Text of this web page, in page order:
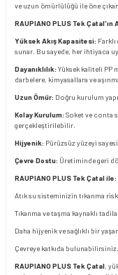
ve uzun ömürlülüğü ile öne
RAUPIANO PLUS Tek Çatal'ın
Yüksek Akış Kapasitesi:
sunar. Bu sayede, her ihtiyaca
Dayanıklılık: Yüksek kaliteli PP
darbelere, kimyasallara ve
Uzun Ömür: Doğru kurulum
Kolay Kurulum: Soket ve conta
gerçekleştirilebilir.
Hijyenik: Pürüzsüz yüzeyi
Çevre Dostu: Üretiminde geri
RAUPIANO PLUS Tek Çatal ile:
Atık su sisteminizin tıkanma
Tıkanma ve taşma kaynaklı
Daha hijyenik ve sağlıklı bir
Çevreye katkıda bulunabilirsiniz.
RAUPIANO PLUS Tek Çatal,